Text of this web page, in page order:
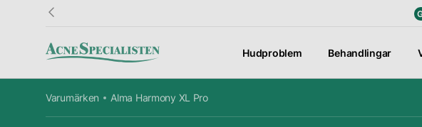
Information Kundtjänst Företag
Hudproblem Behandlingar
Varumärken Alma Harmony XL Pro